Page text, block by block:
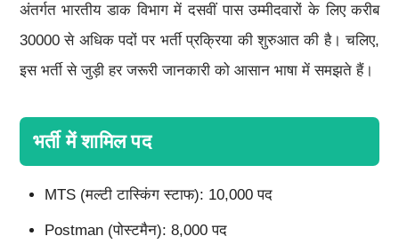
अंतर्गत भारतीय डाक विभाग में दसवीं पास उम्मीदवारों के लिए करीब
30000 से अधिक पदों पर भर्ती प्रक्रिया की शुरुआत की है। चलिए,
इस भर्ती से जुड़ी हर जरूरी जानकारी को आसान भाषा में समझते हैं।
भर्ती में शामिल पद
MTS (मल्टी टास्किंग स्टाफ): 10,000 पद
Postman (पोस्टमैन): 8,000 पद